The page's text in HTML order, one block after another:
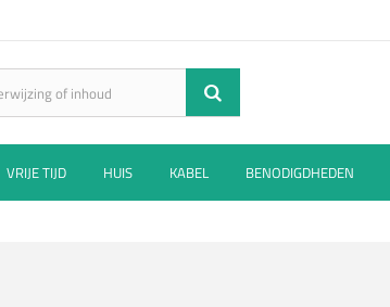
VRIJE TIJD HUIS KABEL BENODIGDHEDEN